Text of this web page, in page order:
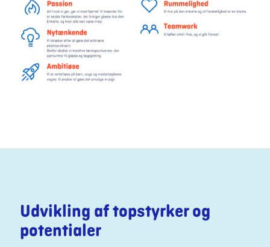
Udvikling af topstyrker og
potentialer